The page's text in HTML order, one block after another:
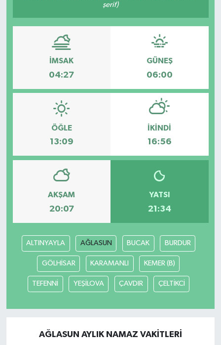
şerif)
İMSAK
04:27
GÜNEŞ
06:00
ÖĞLE
13:09
İKINDI
16:56
AKŞAM
20:07
YATSI
21:34
ALTINYAYLA AĞLASUN BUCAK BURDUR
GÖLHİSAR KARAMANLI KEMER (B)
TEFENNİ YEŞİLOVA ÇAVDIR ÇELTİKCİ
AĞLASUN AYLIK NAMAZ VAKITLERI